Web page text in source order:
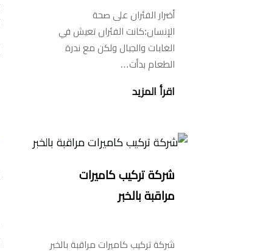
أضرار الفئران على صحة
الإنسان:كانت الفئران تعيش في
الغابات والجبال ولكن مع ندرة
الطعام بدأت…
اقرأ المزيد
شركة تركيب كاميرات
مراقبة بالخبر
شركة تركيب كاميرات مراقبة بالخبر